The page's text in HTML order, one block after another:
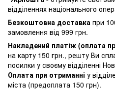
відділеннях національного
Безкоштовна доставка при
замовлення від 999 грн.
Накладений платіж (оплата
на карту 150 грн., решту Ви
посилки у своєму відділенні
Оплата при отриманні у
міста (предоплата 150 грн).